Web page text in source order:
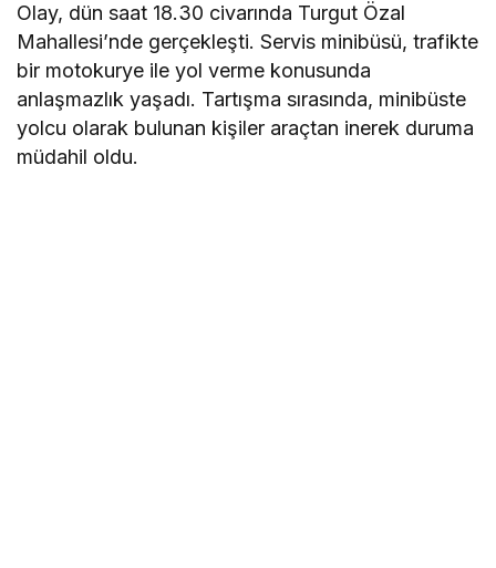
Olay, dün saat 18.30 civarında Turgut Özal
Mahallesi’nde gerçekleşti. Servis minibüsü, trafikte
bir motokurye ile yol verme konusunda
anlaşmazlık yaşadı. Tartışma sırasında, minibüste
yolcu olarak bulunan kişiler araçtan inerek duruma
müdahil oldu.